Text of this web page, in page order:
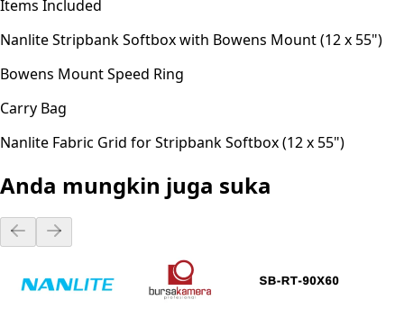
Items Included
Nanlite Stripbank Softbox with Bowens Mount (12 x 55")
Bowens Mount Speed Ring
Carry Bag
Nanlite Fabric Grid for Stripbank Softbox (12 x 55")
Anda mungkin juga suka